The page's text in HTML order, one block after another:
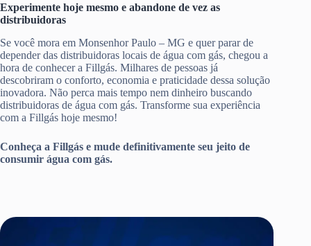
Experimente hoje mesmo e abandone de vez as
distribuidoras
Se você mora em Monsenhor Paulo – MG e quer parar de
depender das distribuidoras locais de água com gás, chegou a
hora de conhecer a Fillgás. Milhares de pessoas já
descobriram o conforto, economia e praticidade dessa solução
inovadora. Não perca mais tempo nem dinheiro buscando
distribuidoras de água com gás. Transforme sua experiência
com a Fillgás hoje mesmo!
Conheça a Fillgás e mude definitivamente seu jeito de
consumir água com gás.